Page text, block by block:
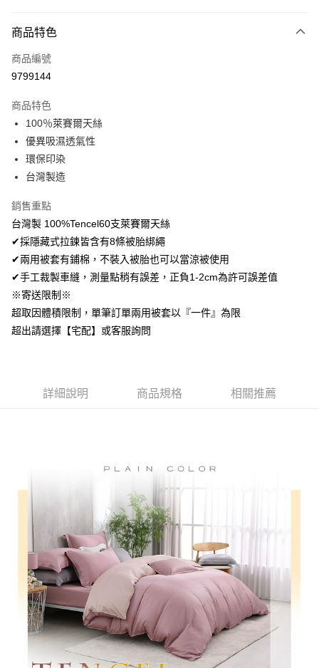
信用卡一次付款
超商取貨付款
Apple Pay
悠遊付
Google Pay
AFTEE先享後付
相關說明
AFTEE先享後付是「在收到商品之後才付款」的支付方式。 讓您購物簡單
便利好安心！
１．簡單：不需註冊會員、不需綁卡、不需儲值。
２．便利：只要手機號碼，簡訊認證，即可結帳。
３．安心：先確認商品／服務後，再付款。
１．於結帳方式選擇「AFTEE先享後付」後，將跳轉至「AFTEE先享後付」
ATM／網路銀行／等多元方式進行付款，方視為交易完成。
※ 請注意：結帳手續完成當下不需立刻繳費，但若您需要取消訂單，請聯絡
【注意事項】
１．透過由恩沛科技股份有限公司提供之「AFTEE先享後付」服務完成之交
易，需依本服務之必要範圍內提供個人資料，並將交易相關給付款項請求債
權轉讓予恩沛科技股份有限公司。
２．關於個人資料處理事宜，請瀏覽以下網址：
https://aftee.tw/terms/#terms3
３．未成年的使用者請事先徵得法定代理人或監護人之同意方可使用
「AFTEE先享後付」，若未經同意申辦者引起之損失，本公司不負相關責
任。
４．使用「AFTEE先享後付」時，將依據個別帳號之用戶狀況，依本公司即
時審查核予不同之上限額度；若仍有額度不足之情形，本公司將視審查結果
請求用戶進行身份認證。
５．嚴禁一人註冊多個帳號或使用他人資訊註冊。若發現惡意使用之情形，
恩沛科技股份有限公司將有權停止該用戶之使用額度並採取法律行動。
ATM付款
運送方式
全家取貨付款
免運費
7-11取貨付款
每筆NT$100，滿NT$499(含以上)免運費
離島宅配
每筆NT$100，滿NT$499(含以上)免運費
商品特色
商品編號
9799144
商品特色
100％萊賽爾天絲
優異吸濕透氣性
環保印染
台灣製造
銷售重點
台灣製 100%Tencel60支萊賽爾天絲
✔採隱藏式拉鍊皆含有8條被胎綁繩
✔兩用被套有鋪棉，不裝入被胎也可以當涼被使用
✔手工裁製車縫，測量點稍有誤差，正負1-2cm為許可誤差值
※寄送限制※
超取因體積限制，單筆訂單兩用被套以『一件』為限
超出請選擇【宅配】或客服詢問
詳細說明 商品規格 相關推薦